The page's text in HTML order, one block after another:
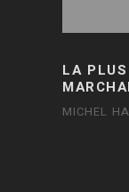
LA
MICHEL